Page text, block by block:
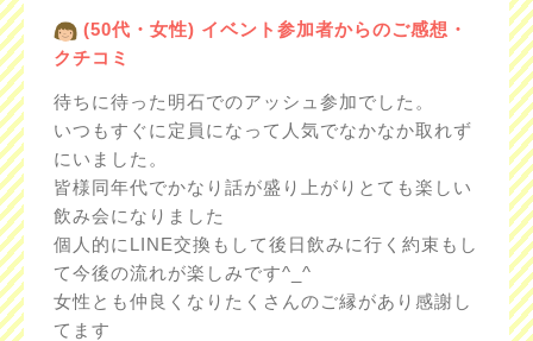
(50代・女性) イベント参加者からのご感想・
クチコミ
待ちに待った明石でのアッシュ参加でした。
いつもすぐに定員になって人気でなかなか取れず
にいました。
皆様同年代でかなり話が盛り上がりとても楽しい
飲み会になりました
個人的にLINE交換もして後日飲みに行く約束もし
て今後の流れが楽しみです^_^
女性とも仲良くなりたくさんのご縁があり感謝し
てます